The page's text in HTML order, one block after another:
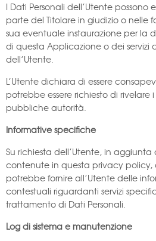
I Dati Personali dell’Utente possono
parte del Titolare in giudizio o nelle
sua eventuale instaurazione per la
di questa Applicazione o dei servizi
dell’Utente.
L’Utente dichiara di essere
potrebbe essere richiesto di rivelare
pubbliche autorità.
Informative specifiche
Su richiesta dell’Utente, in aggiunta
contenute in questa privacy policy,
potrebbe fornire all’Utente delle
contestuali riguardanti servizi
trattamento di Dati Personali.
Log di sistema e manutenzione